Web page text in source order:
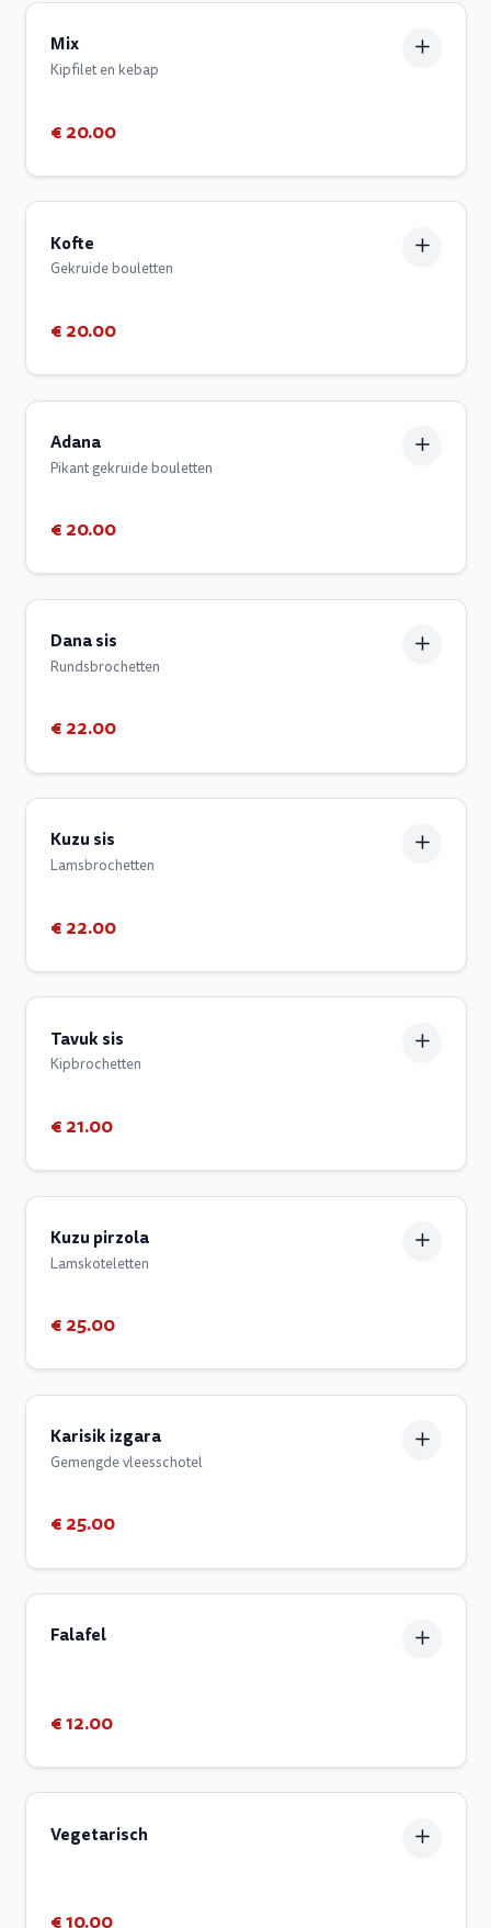
Mix
Kipfilet en kebap
€ 20.00
Kofte
Gekruide bouletten
€ 20.00
Adana
Pikant gekruide bouletten
€ 20.00
Dana sis
Rundsbrochetten
€ 22.00
Kuzu sis
Lamsbrochetten
€ 22.00
Tavuk sis
Kipbrochetten
€ 21.00
Kuzu pirzola
Lamskoteletten
€ 25.00
Karisik izgara
Gemengde vleesschotel
€ 25.00
Falafel
€ 12.00
Vegetarisch
€ 10.00